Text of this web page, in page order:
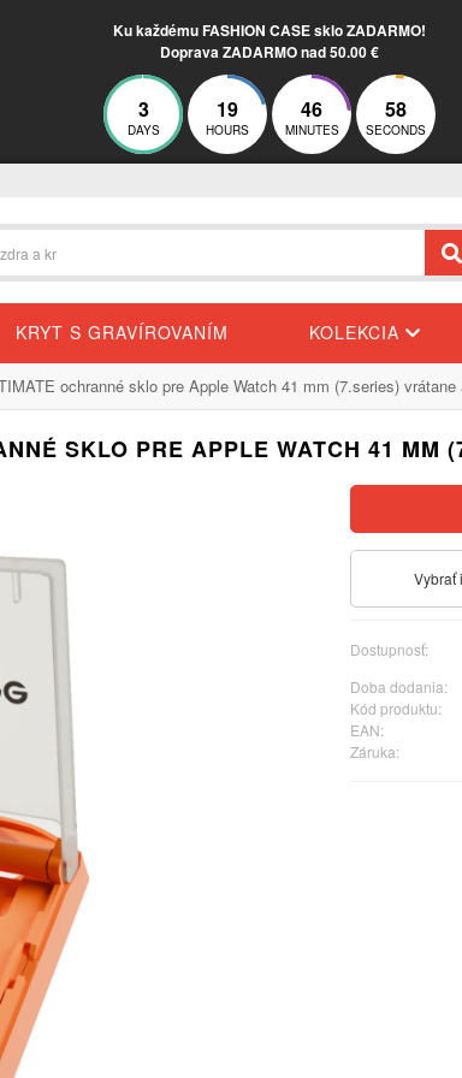
Ku každému FASHION CASE sklo ZADARMO!
Doprava ZADARMO nad 50.00 €
3
DAYS
19
HOURS
46
MINUTES
57
SECONDS
KRYT S GRAVÍROVANÍM KOLEKCIA
ochranné sklo pre Apple Watch 41 mm (7.series) vrátane
SKLO PRE APPLE WATCH 41 MM
Vybrať
Dostupnosť:
Doba dodania:
Kód produktu:
EAN:
Záruka: